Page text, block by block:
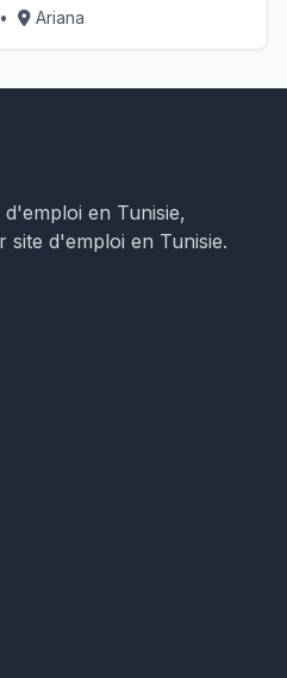
• Ariana
en Tunisie,
site d'emploi en Tunisie.